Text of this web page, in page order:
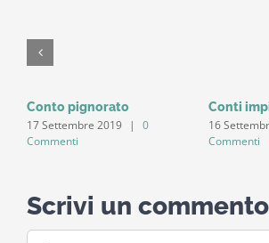
Conto pignorato
17 Settembre 2019 |
0
Commenti
Conti
16
Commenti
Scrivi un commento